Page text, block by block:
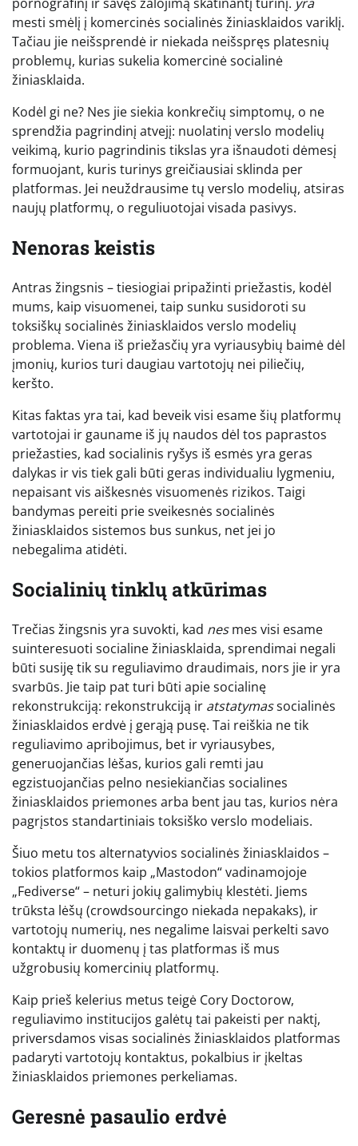
mesti smėlį į komercinės socialinės žiniasklaidos variklį.
Tačiau jie neišsprendė ir niekada neišspręs platesnių
problemų, kurias sukelia komercinė socialinė
žiniasklaida.
Kodėl gi ne? Nes jie siekia konkrečių simptomų, o ne
sprendžia pagrindinį atvejį: nuolatinį verslo modelių
veikimą, kurio pagrindinis tikslas yra išnaudoti dėmesį
formuojant, kuris turinys greičiausiai sklinda per
platformas. Jei neuždrausime tų verslo modelių, atsiras
naujų platformų, o reguliuotojai visada pasivys.
Nenoras keistis
Antras žingsnis – tiesiogiai pripažinti priežastis, kodėl
mums, kaip visuomenei, taip sunku susidoroti su
toksiškų socialinės žiniasklaidos verslo modelių
problema. Viena iš priežasčių yra vyriausybių baimė dėl
įmonių, kurios turi daugiau vartotojų nei piliečių,
keršto.
Kitas faktas yra tai, kad beveik visi esame šių platformų
vartotojai ir gauname iš jų naudos dėl tos paprastos
priežasties, kad socialinis ryšys iš esmės yra geras
dalykas ir vis tiek gali būti geras individualiu lygmeniu,
nepaisant vis aiškesnės visuomenės rizikos. Taigi
bandymas pereiti prie sveikesnės socialinės
žiniasklaidos sistemos bus sunkus, net jei jo
nebegalima atidėti.
Socialinių tinklų atkūrimas
Trečias žingsnis yra suvokti, kad nesmes visi esame
suinteresuoti socialine žiniasklaida, sprendimai negali
būti susiję tik su reguliavimo draudimais, nors jie ir yra
svarbūs. Jie taip pat turi būti apie socialinę
rekonstrukciją: rekonstrukciją ir atstatymassocialinės
žiniasklaidos erdvė į gerąją pusę. Tai reiškia ne tik
reguliavimo apribojimus, bet ir vyriausybes,
generuojančias lėšas, kurios gali remti jau
egzistuojančias pelno nesiekiančias socialines
žiniasklaidos priemones arba bent jau tas, kurios nėra
pagrįstos standartiniais toksiško verslo modeliais.
Šiuo metu tos alternatyvios socialinės žiniasklaidos –
tokios platformos kaip „Mastodon“ vadinamojoje
„Fediverse“ – neturi jokių galimybių klestėti. Jiems
trūksta lėšų (crowdsourcingo niekada nepakaks), ir
vartotojų numerių, nes negalime laisvai perkelti savo
kontaktų ir duomenų į tas platformas iš mus
užgrobusių komercinių platformų.
Kaip prieš kelerius metus teigė Cory Doctorow,
reguliavimo institucijos galėtų tai pakeisti per naktį,
priversdamos visas socialinės žiniasklaidos platformas
padaryti vartotojų kontaktus, pokalbius ir įkeltas
žiniasklaidos priemones perkeliamas.
Geresnė pasaulio erdvė